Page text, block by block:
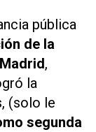
pública
de la
,
la
(solo le
segunda